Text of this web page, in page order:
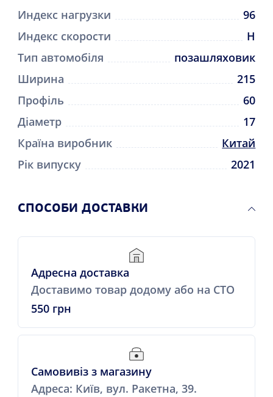
Индекс нагрузки
96
Индекс скорости
H
Тип автомобіля
позашляховик
Ширина
215
Профіль
60
Діаметр
17
Країна виробник
Китай
Рік випуску
2021
СПОСОБИ ДОСТАВКИ
Адресна доставка
Доставимо товар додому або на СТО
550 грн
Самовивіз з магазину
Адреса: Київ, вул. Ракетна, 39.